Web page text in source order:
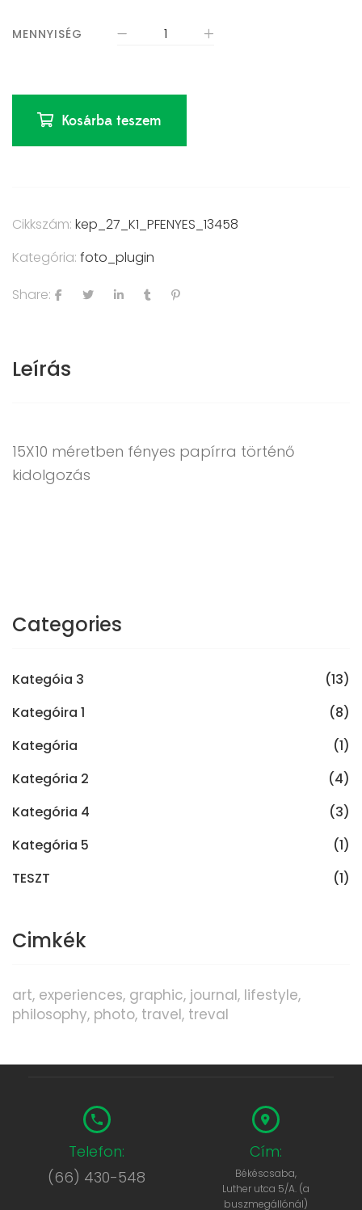
MENNYISÉG
Kosárba teszem
Cikkszám: kep_27_K1_PFENYES_13458
Kategória: foto_plugin
Share:
Leírás
15X10 méretben fényes papírra történő
kidolgozás
Categories
Kategóia 3
(13)
Kategóira 1
(8)
Kategória
(1)
Kategória 2
(4)
Kategória 4
(3)
Kategória 5
(1)
TESZT
(1)
Cimkék
art experiences graphic journal lifestyle
philosophy photo travel treval
Telefon:
(66) 430-548
Cím:
Békéscsaba,
Luther utca 5/A. (a
buszmegállónál)